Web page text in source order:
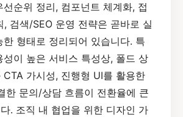
선순위 정리, 컴포넌트 체계화, 접
, 검색/SEO 운영 전략은 곧바로 실
한 형태로 정리되어 있습니다. 특
성이 높은 서비스 특성상, 폴드 상
CTA 가시성, 진행형 UI를 활용한
한 문의/상담 흐름이 전환율에 큰
. 조직 내 협업을 위한 디자인 가